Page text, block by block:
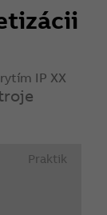
IP XX
Praktik